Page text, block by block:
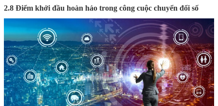
2.8 Điểm khởi đầu hoàn hảo trong công cuộc chuyển đổi số